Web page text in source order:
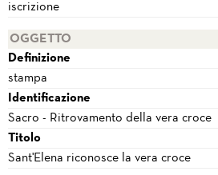
iscrizione
OGGETTO
Definizione
stampa
Identificazione
Sacro - Ritrovamento della vera croce
Titolo
Sant'Elena riconosce la vera croce